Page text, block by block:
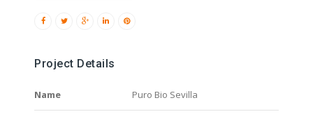
Project Details
Name Puro Bio Sevilla